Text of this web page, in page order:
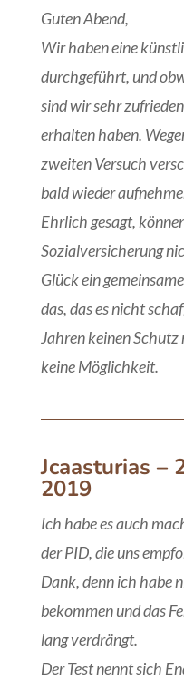
Guten Abend,
Wir haben eine
durchgeführt, und
sind wir sehr
erhalten haben.
zweiten Versuch
bald wieder
Ehrlich gesagt,
Sozialversicherung
Glück ein
das, das es nicht
Jahren keinen
keine Möglichkeit.
Jcaasturias –
2019
Ich habe es auch
der PID, die uns
Dank, denn ich habe
bekommen und das
lang verdrängt.
Der Test nennt sich